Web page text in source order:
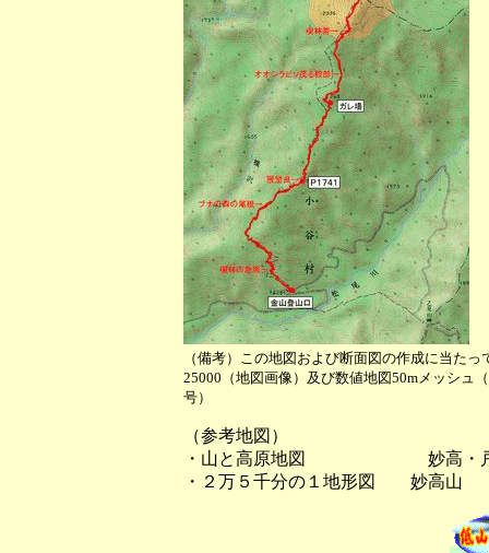
（備考）この地図および断面図の作成に当た
25000（地図画像）及び数値地図50mメッシ
号）
（参考地図）
・山と高原地図 妙高・戸
・２万５千分の１地形図 妙高山